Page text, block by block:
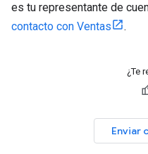
es tu representante de
contacto con Ventas
.
¿Te
Enviar